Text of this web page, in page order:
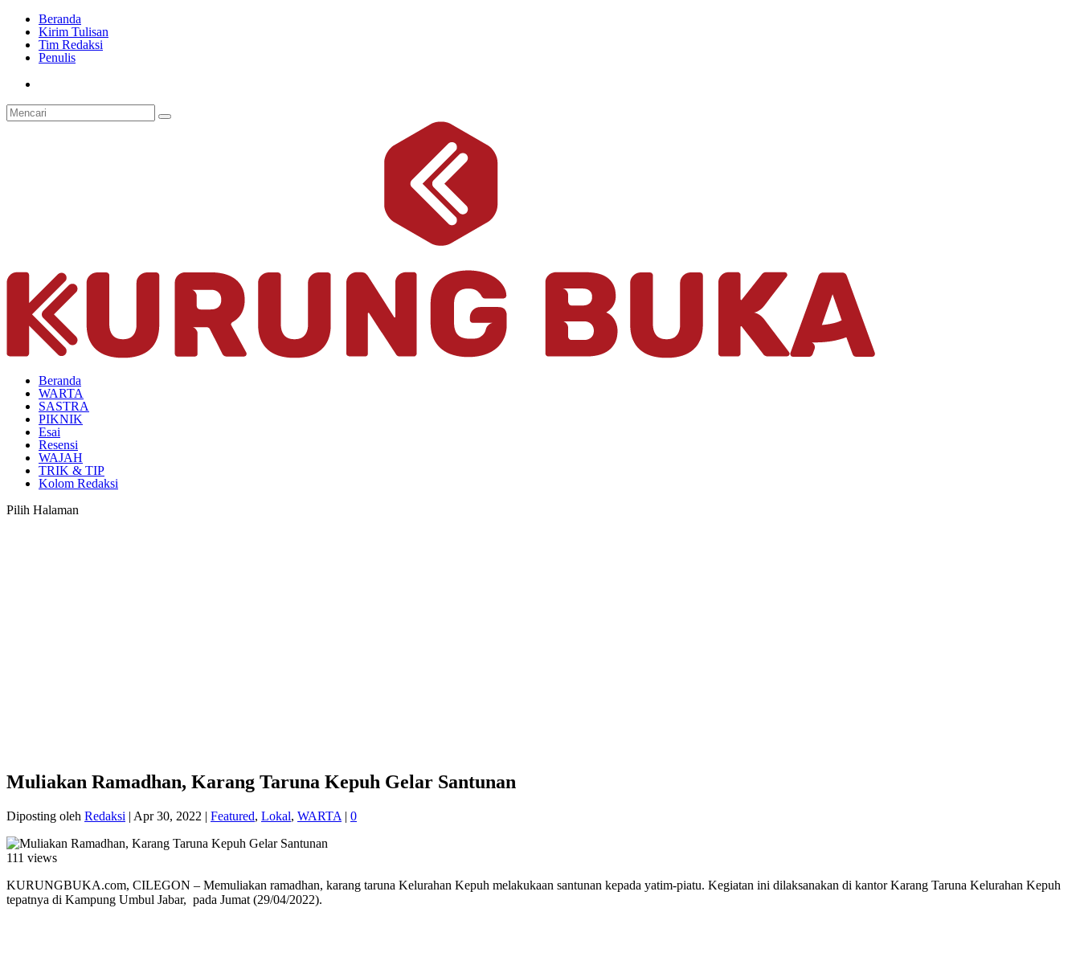
Beranda
Kirim Tulisan
Tim Redaksi
Penulis
Beranda
WARTA
SASTRA
PIKNIK
Esai
Resensi
WAJAH
TRIK & TIP
Kolom Redaksi
Pilih Halaman
Muliakan Ramadhan, Karang Taruna Kepuh Gelar Santunan
Diposting oleh Redaksi | Apr 30, 2022 | Featured, Lokal, WARTA | 0
111 views
KURUNGBUKA.com, CILEGON – Memuliakan ramadhan, karang taruna Kelurahan Kepuh melakukaan santunan kepada yatim-piatu. Kegiatan ini dilaksanakan di kantor Karang Taruna Kelurahan Kepuh
tepatnya di Kampung Umbul Jabar, pada Jumat (29/04/2022).